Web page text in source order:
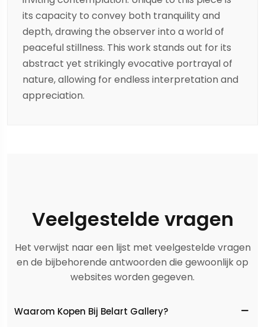
its capacity to convey both tranquility and
depth, drawing the observer into a world of
peaceful stillness. This work stands out for its
abstract yet strikingly evocative portrayal of
nature, allowing for endless interpretation and
appreciation.
Veelgestelde vragen
Het verwijst naar een lijst met veelgestelde vragen
en de bijbehorende antwoorden die gewoonlijk op
websites worden gegeven.
Waarom Kopen Bij Belart Gallery?